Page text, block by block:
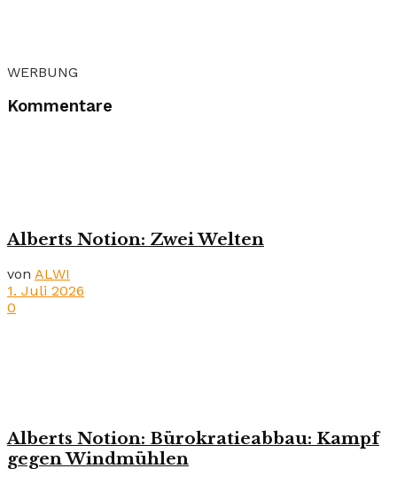
WERBUNG
Kommentare
Alberts Notion: Zwei Welten
von ALWI
1. Juli 2026
0
Alberts Notion: Bürokratieabbau: Kampf
gegen Windmühlen